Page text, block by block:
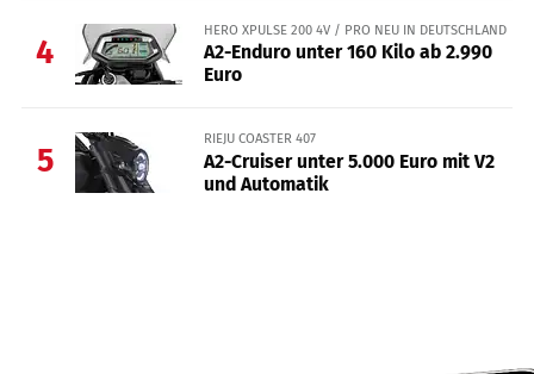
4
HERO XPULSE 200 4V / PRO NEU IN DEUTSCHLAND
A2-Enduro unter 160 Kilo ab 2.990
Euro
5
RIEJU COASTER 407
A2-Cruiser unter 5.000 Euro mit V2
und Automatik